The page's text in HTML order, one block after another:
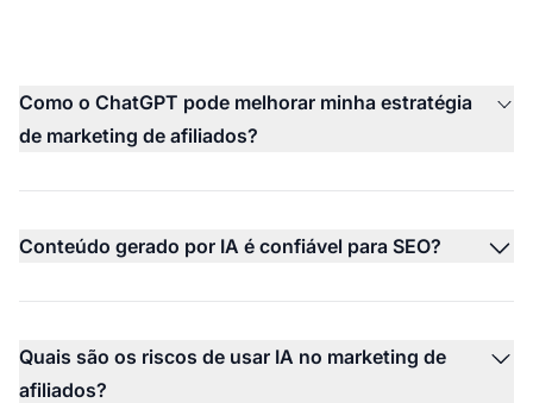
Como o ChatGPT pode melhorar minha estratégia
de marketing de afiliados?
Conteúdo gerado por IA é confiável para SEO?
Quais são os riscos de usar IA no marketing de
afiliados?